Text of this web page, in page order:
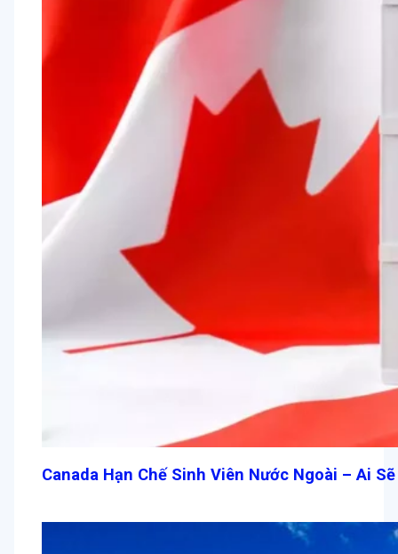
Canada Hạn Chế Sinh Viên Nước Ngoài – Ai